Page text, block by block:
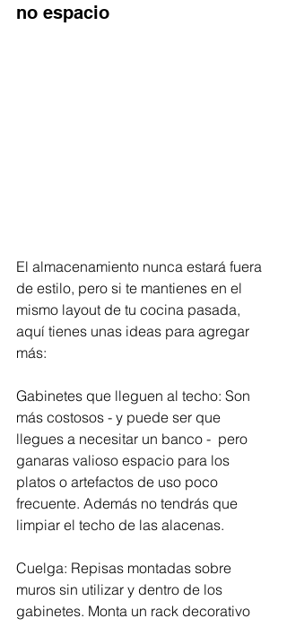
no espacio
El almacenamiento nunca estará fuera
de estilo, pero si te mantienes en el
mismo layout de tu cocina pasada,
aquí tienes unas ideas para agregar
más:
Gabinetes que lleguen al techo: Son
más costosos - y puede ser que
llegues a necesitar un banco -  pero
ganaras valioso espacio para los
platos o artefactos de uso poco
frecuente. Además no tendrás que
limpiar el techo de las alacenas.
Cuelga: Repisas montadas sobre
muros sin utilizar y dentro de los
gabinetes. Monta un rack decorativo